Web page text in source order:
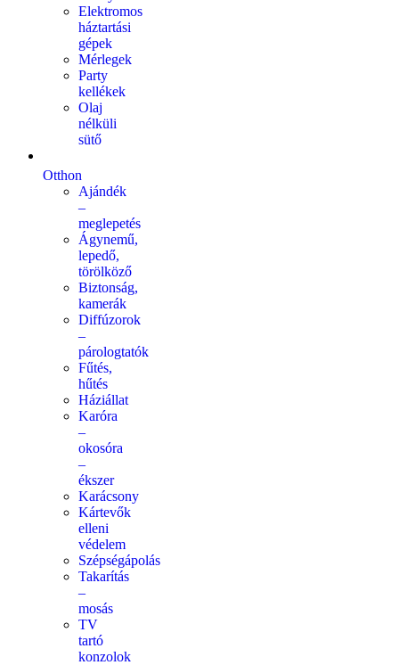
Elektromos
háztartási
gépek
Mérlegek
Party
kellékek
Olaj
nélküli
sütő
Otthon
Ajándék
–
meglepetés
Ágynemű,
lepedő,
törölköző
Biztonság,
kamerák
Diffúzorok
–
párologtatók
Fűtés,
hűtés
Háziállat
Karóra
–
okosóra
–
ékszer
Karácsony
Kártevők
elleni
védelem
Szépségápolás
Takarítás
–
mosás
TV
tartó
konzolok